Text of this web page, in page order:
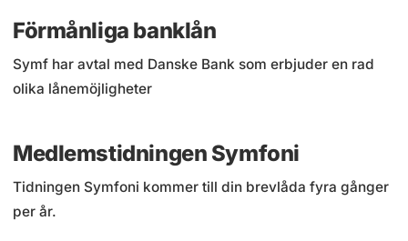
Förmånliga banklån
Symf har avtal med Danske Bank som erbjuder en rad
olika lånemöjligheter
Medlemstidningen Symfoni
Tidningen Symfoni kommer till din brevlåda fyra gånger
per år.